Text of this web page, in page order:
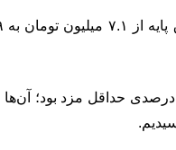
علی خدایی، عضو کارگری شورایعالی کار در ارتباط با پیشنهادات دولت و